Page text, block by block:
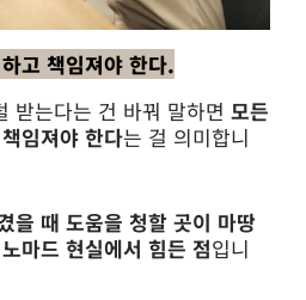
고 책임져야 한다.
받는다는 건 바꿔 말하면 모든
임져야 한다는 걸 의미합니
을 때 도움을 청할 곳이 마땅
마드 현실에서 힘든 점입니